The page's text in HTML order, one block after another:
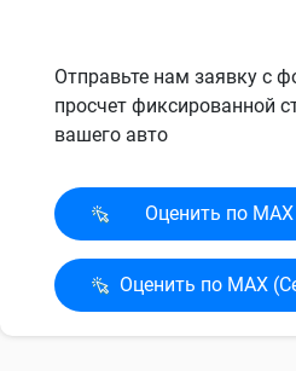
Отправьте нам заявку с
просчет фиксированной
вашего авто
Оценить по
Оценить по MAX